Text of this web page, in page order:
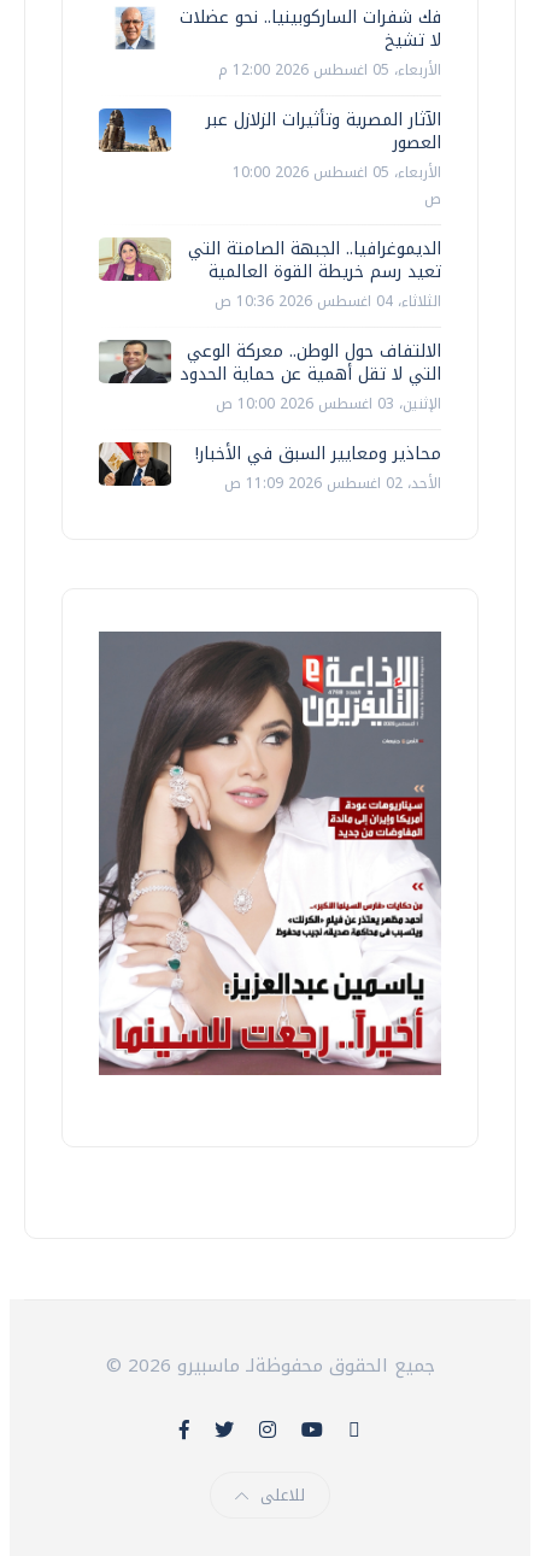
فك شفرات الساركوبينيا.. نحو عضلات
لا تشيخ
الأربعاء، 05 اغسطس 2026 12:00 م
الآثار المصرية وتأثيرات الزلازل عبر
العصور
الأربعاء، 05 اغسطس 2026 10:00
ص
الديموغرافيا.. الجبهة الصامتة التي
تعيد رسم خريطة القوة العالمية
الثلاثاء، 04 اغسطس 2026 10:36 ص
الالتفاف حول الوطن.. معركة الوعي
التي لا تقل أهمية عن حماية الحدود
الإثنين، 03 اغسطس 2026 10:00 ص
محاذير ومعايير السبق في الأخبار!
الأحد، 02 اغسطس 2026 11:09 ص
© 2026 جميع الحقوق محفوظةلـ ماسبيرو
للاعلى